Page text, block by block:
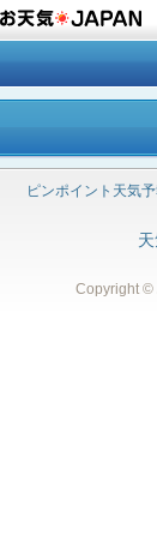
ピンポイント天気
Copyright ©